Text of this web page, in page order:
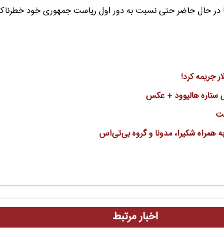
در حال حاضر حتی نسبت به دور اول ریاست جمهوری خود
جریمه کرد!
همراه شکیرا، مدونا و گروه بی‌تی‌اس
اخبار مرتبط